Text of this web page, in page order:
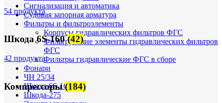
Сигнализация и автоматика
Судовая запорная арматура
Фильтры и фильтроэлементы
Корпусы гидравлических фильтров ФГС
Фильтрующие элементы гидравлических фильтров
ФГС
Фильтры гидравлические ФГС в сборе
Фонари
ЧН 25/34
Шкода 6S-160
Шкода-275
54 продукта
Шкода 6S-160(42)
42 продукта
Компрессоры(184)